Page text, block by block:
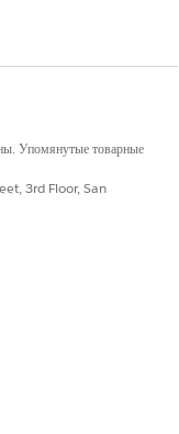
Упомянутые товарные
3rd Floor, San